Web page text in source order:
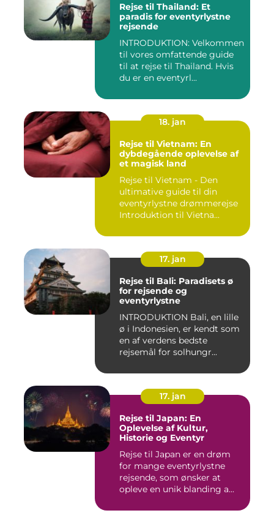
Rejse til Thailand: Et
paradis for eventyrlystne
rejsende
INTRODUKTION: Velkommen
til vores omfattende guide
til at rejse til Thailand. Hvis
du er en eventyrl...
18. jan
Rejse til Vietnam: En
dybdegående oplevelse af
et magisk land
Rejse til Vietnam - Den
ultimative guide til din
eventyrlystne drømmerejse
Introduktion til Vietna...
17. jan
Rejse til Bali: Paradisets ø
for rejsende og
eventyrlystne
INTRODUKTION Bali, en lille
ø i Indonesien, er kendt som
en af verdens bedste
rejsemål for solhungr...
17. jan
Rejse til Japan: En
Oplevelse af Kultur,
Historie og Eventyr
Rejse til Japan er en drøm
for mange eventyrlystne
rejsende, som ønsker at
opleve en unik blanding a...